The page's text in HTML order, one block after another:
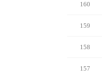
160
159
158
157